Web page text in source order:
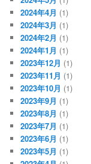
2024年4月 (1)
2024年3月 (1)
2024年2月 (1)
2024年1月 (1)
2023年12月 (1)
2023年11月 (1)
2023年10月 (1)
2023年9月 (1)
2023年8月 (1)
2023年7月 (1)
2023年6月 (1)
2023年5月 (1)